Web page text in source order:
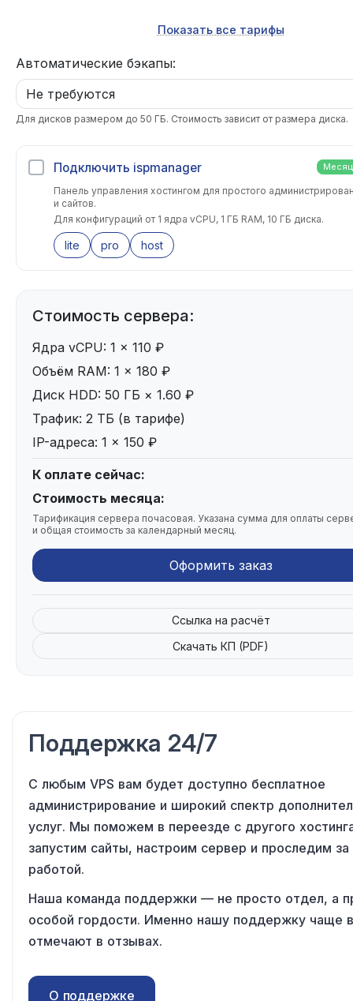
Поддержка 24/7
С любым VPS вам будет доступно бесплатное
администрирование и широкий спектр
услуг. Мы поможем в переезде с другого
запустим сайты, настроим сервер и проследим за
работой.
Наша команда поддержки — не просто отдел, а
особой гордости. Именно нашу поддержку чаще
отмечают в отзывах.
О поддержке